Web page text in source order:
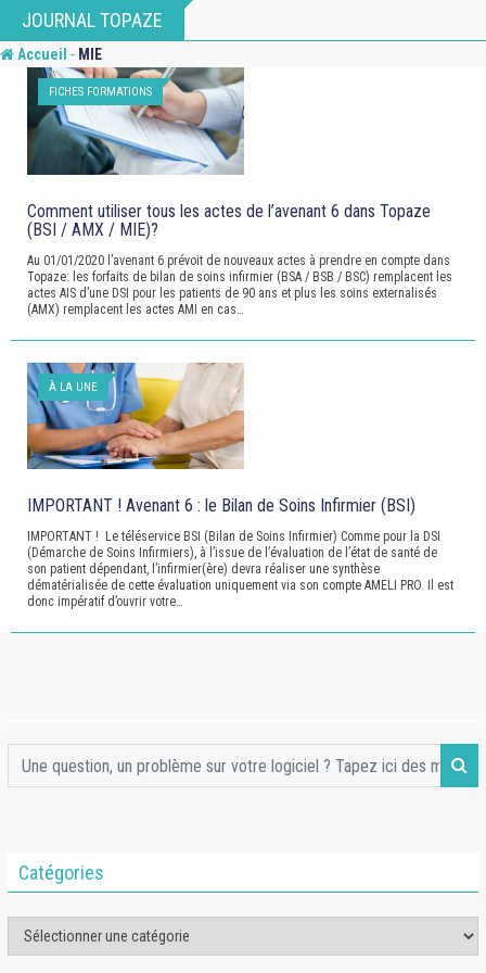
to
content
JOURNAL TOPAZE
Accueil - MIE
FICHES FORMATIONS
Comment utiliser tous les actes de l’avenant 6 dans Topaze
(BSI / AMX / MIE)?
Au 01/01/2020 l’avenant 6 prévoit de nouveaux actes à prendre en compte dans
Topaze: les forfaits de bilan de soins infirmier (BSA / BSB / BSC) remplacent les
actes AIS d’une DSI pour les patients de 90 ans et plus les soins externalisés
(AMX) remplacent les actes AMI en cas…
À LA UNE
IMPORTANT ! Avenant 6 : le Bilan de Soins Infirmier (BSI)
IMPORTANT ! Le téléservice BSI (Bilan de Soins Infirmier) Comme pour la DSI
(Démarche de Soins Infirmiers), à l’issue de l’évaluation de l’état de santé de
son patient dépendant, l’infirmier(ère) devra réaliser une synthèse
dématérialisée de cette évaluation uniquement via son compte AMELI PRO. Il est
donc impératif d’ouvrir votre…
Catégories
Catégories